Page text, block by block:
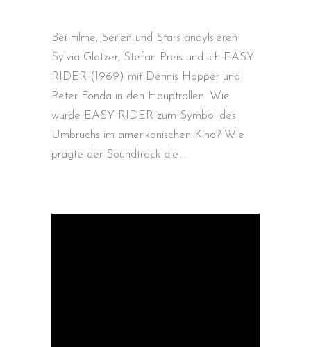
Bei Filme, Serien und Stars anaylsieren
Sylvia Glatzer, Stefan Preis und ich EASY
RIDER (1969) mit Dennis Hopper und
Peter Fonda in den Hauptrollen. Wie
wurde EASY RIDER zum Symbol des
Umbruchs im amerikanischen Kino? Wie
prägte der Soundtrack die